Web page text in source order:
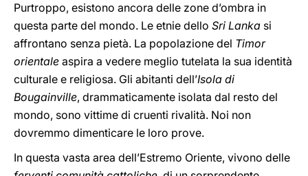
Purtroppo, esistono ancora delle zone d’ombra in
questa parte del mondo. Le etnie dello Sri Lanka si
affrontano senza pietà. La popolazione del Timor
orientale aspira a vedere meglio tutelata la sua identità
culturale e religiosa. Gli abitanti dell’Isola di
Bougainville, drammaticamente isolata dal resto del
mondo, sono vittime di cruenti rivalità. Noi non
dovremmo dimenticare le loro prove.
In questa vasta area dell’Estremo Oriente, vivono delle